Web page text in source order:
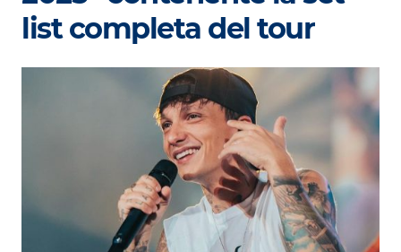
Repliche
Podcast
Subasio Playlist
list completa del tour